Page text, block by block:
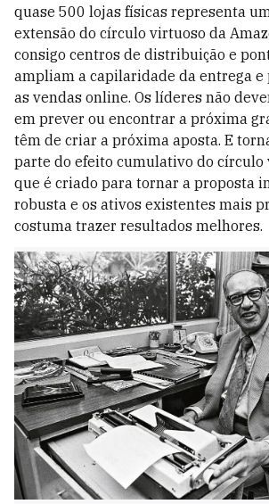
quase 500 lojas físicas representa
extensão do círculo virtuoso da
consigo centros de distribuição e
ampliam a capilaridade da entrega
as vendas online. Os líderes não
em prever ou encontrar a próxima
têm de criar a próxima aposta. E
parte do efeito cumulativo do círculo
que é criado para tornar a proposta
robusta e os ativos existentes mais
costuma trazer resultados melhores.